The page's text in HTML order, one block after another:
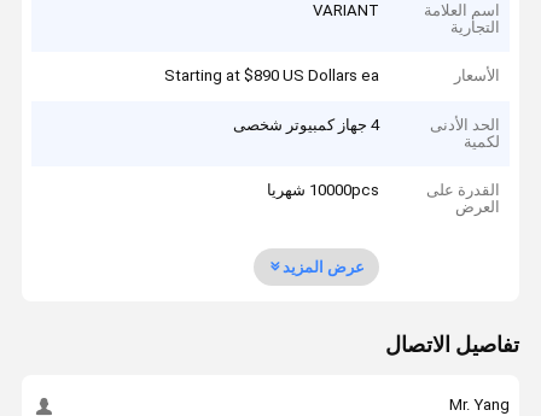
اسم العلامة
التجارية
VARIANT
الأسعار Starting at $890 US Dollars ea
الحد الأدنى
لكمية
4 جهاز كمبيوتر شخصى
القدرة على
العرض
10000pcs شهريا
عرض المزيد
تفاصيل الاتصال
Mr. Yang